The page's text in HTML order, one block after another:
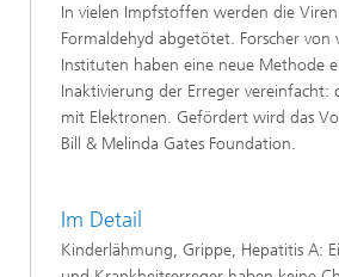
In vielen Impfstoffen werden die
Formaldehyd abgetötet. Forscher von
Instituten haben eine neue Methode
Inaktivierung der Erreger vereinfacht:
mit Elektronen. Gefördert wird das
Bill & Melinda Gates Foundation.
Im Detail
Kinderlähmung, Grippe, Hepatitis A: